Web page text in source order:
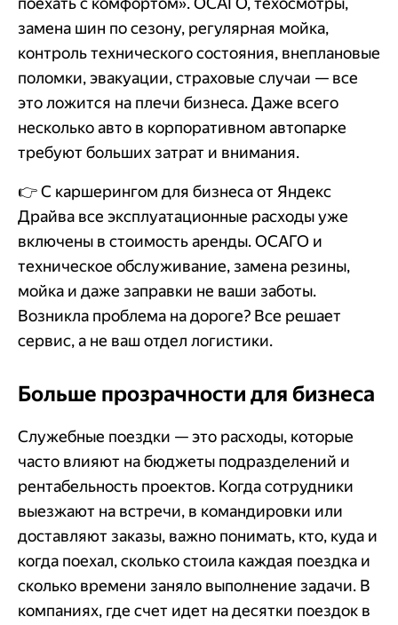
замена шин по сезону, регулярная мойка,
контроль технического состояния, внеплановые
поломки, эвакуации, страховые случаи — все
это ложится на плечи бизнеса. Даже всего
несколько авто в корпоративном автопарке
требуют больших затрат и внимания.
👉 С каршерингом для бизнеса от Яндекс
Драйва все эксплуатационные расходы уже
включены в стоимость аренды. ОСАГО и
техническое обслуживание, замена резины,
мойка и даже заправки не ваши заботы.
Возникла проблема на дороге? Все решает
сервис, а не ваш отдел логистики.
Больше прозрачности для бизнеса
Служебные поездки — это расходы, которые
часто влияют на бюджеты подразделений и
рентабельность проектов. Когда сотрудники
выезжают на встречи, в командировки или
доставляют заказы, важно понимать, кто, куда и
когда поехал, сколько стоила каждая поездка и
сколько времени заняло выполнение задачи. В
компаниях, где счет идет на десятки поездок в